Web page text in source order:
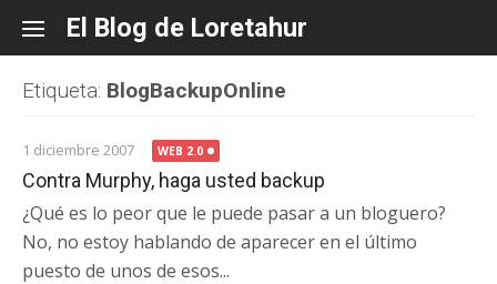
content
El Blog de Loretahur
Etiqueta: BlogBackupOnline
1 diciembre 2007 WEB 2.0
Contra Murphy, haga usted backup
¿Qué es lo peor que le puede pasar a un bloguero?
No, no estoy hablando de aparecer en el último
puesto de unos de esos...